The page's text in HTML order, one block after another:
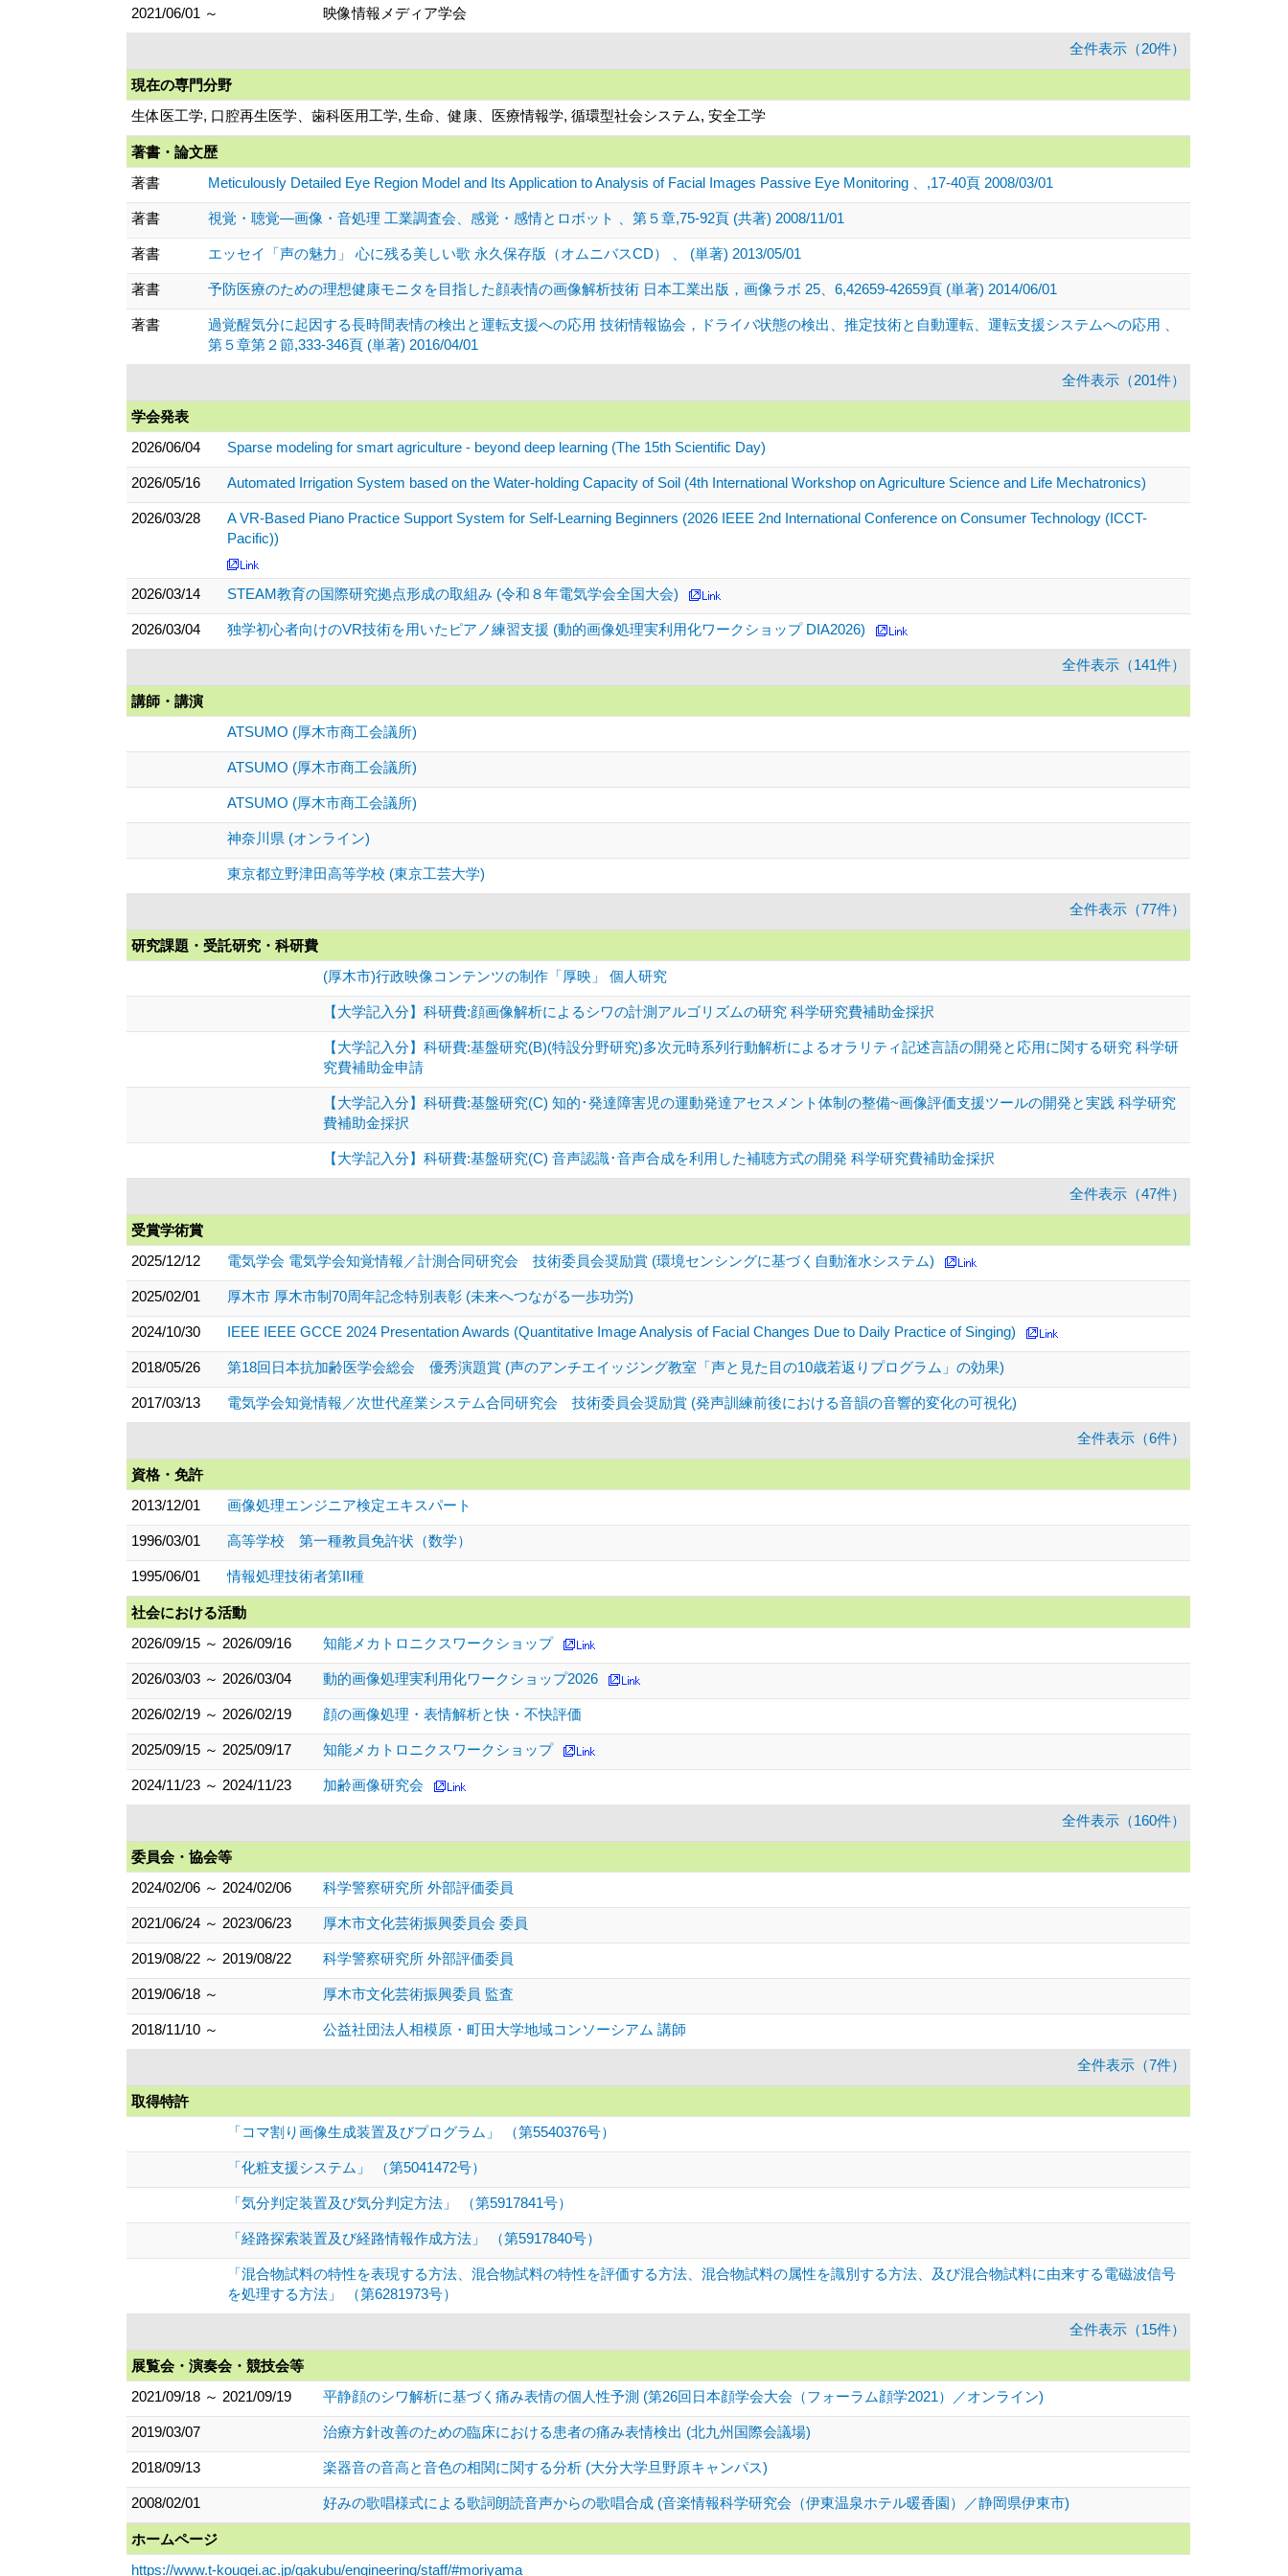
2021/06/01 ～ 映像情報メディア学会
全件表示（20件）
現在の専門分野
生体医工学, 口腔再生医学、歯科医用工学, 生命、健康、医療情報学, 循環型社会システム, 安全工学
著書・論文歴
著書
Meticulously Detailed Eye Region Model and Its Application to Analysis of Facial Images Passive Eye Monitoring 、,17-40頁 2008/03/01
著書 視覚・聴覚—画像・音処理 工業調査会、感覚・感情とロボット 、第５章,75-92頁 (共著) 2008/11/01
著書 エッセイ「声の魅力」 心に残る美しい歌 永久保存版（オムニバスCD） 、 (単著) 2013/05/01
著書 予防医療のための理想健康モニタを目指した顔表情の画像解析技術 日本工業出版，画像ラボ 25、6,42659-42659頁 (単著) 2014/06/01
著書
過覚醒気分に起因する長時間表情の検出と運転支援への応用 技術情報協会，ドライバ状態の検出、推定技術と自動運転、運転支援システムへの応用 、
第５章第２節,333-346頁 (単著) 2016/04/01
全件表示（201件）
学会発表
2026/06/04
Sparse modeling for smart agriculture - beyond deep learning (The 15th Scientific Day)
2026/05/16 Automated Irrigation System based on the Water-holding Capacity of Soil (4th International Workshop on Agriculture Science and Life Mechatronics)
2026/03/28
A VR-Based Piano Practice Support System for Self-Learning Beginners (2026 IEEE 2nd International Conference on Consumer Technology (ICCT-
Pacific))
2026/03/14 STEAM教育の国際研究拠点形成の取組み (令和８年電気学会全国大会)
2026/03/04 独学初心者向けのVR技術を用いたピアノ練習支援 (動的画像処理実利用化ワークショップ DIA2026)
全件表示（141件）
講師・講演
ATSUMO (厚木市商工会議所)
ATSUMO (厚木市商工会議所)
ATSUMO (厚木市商工会議所)
神奈川県 (オンライン)
東京都立野津田高等学校 (東京工芸大学)
全件表示（77件）
研究課題・受託研究・科研費
(厚木市)行政映像コンテンツの制作「厚映」 個人研究
【大学記入分】科研費:顔画像解析によるシワの計測アルゴリズムの研究 科学研究費補助金採択
【大学記入分】科研費:基盤研究(B)(特設分野研究)多次元時系列行動解析によるオラリティ記述言語の開発と応用に関する研究 科学研
究費補助金申請
【大学記入分】科研費:基盤研究(C) 知的･発達障害児の運動発達アセスメント体制の整備~画像評価支援ツールの開発と実践 科学研究
費補助金採択
【大学記入分】科研費:基盤研究(C) 音声認識･音声合成を利用した補聴方式の開発 科学研究費補助金採択
全件表示（47件）
受賞学術賞
2025/12/12
電気学会 電気学会知覚情報／計測合同研究会 技術委員会奨励賞 (環境センシングに基づく自動潅水システム)
2025/02/01 厚木市 厚木市制70周年記念特別表彰 (未来へつながる一歩功労)
2024/10/30 IEEE IEEE GCCE 2024 Presentation Awards (Quantitative Image Analysis of Facial Changes Due to Daily Practice of Singing)
2018/05/26 第18回日本抗加齢医学会総会 優秀演題賞 (声のアンチエイッジング教室「声と見た目の10歳若返りプログラム」の効果)
2017/03/13 電気学会知覚情報／次世代産業システム合同研究会 技術委員会奨励賞 (発声訓練前後における音韻の音響的変化の可視化)
全件表示（6件）
資格・免許
2013/12/01
画像処理エンジニア検定エキスパート
1996/03/01 高等学校 第一種教員免許状（数学）
1995/06/01 情報処理技術者第II種
社会における活動
2026/09/15 ～ 2026/09/16
知能メカトロニクスワークショップ
2026/03/03 ～ 2026/03/04 動的画像処理実利用化ワークショップ2026
2026/02/19 ～ 2026/02/19 顔の画像処理・表情解析と快・不快評価
2025/09/15 ～ 2025/09/17 知能メカトロニクスワークショップ
2024/11/23 ～ 2024/11/23 加齢画像研究会
全件表示（160件）
委員会・協会等
2024/02/06 ～ 2024/02/06
科学警察研究所 外部評価委員
2021/06/24 ～ 2023/06/23 厚木市文化芸術振興委員会 委員
2019/08/22 ～ 2019/08/22 科学警察研究所 外部評価委員
2019/06/18 ～ 厚木市文化芸術振興委員 監査
2018/11/10 ～ 公益社団法人相模原・町田大学地域コンソーシアム 講師
全件表示（7件）
取得特許
「コマ割り画像生成装置及びプログラム」 （第5540376号）
「化粧支援システム」 （第5041472号）
「気分判定装置及び気分判定方法」 （第5917841号）
「経路探索装置及び経路情報作成方法」 （第5917840号）
「混合物試料の特性を表現する方法、混合物試料の特性を評価する方法、混合物試料の属性を識別する方法、及び混合物試料に由来する電磁波信号
を処理する方法」 （第6281973号）
全件表示（15件）
展覧会・演奏会・競技会等
2021/09/18 ～ 2021/09/19
平静顔のシワ解析に基づく痛み表情の個人性予測 (第26回日本顔学会大会（フォーラム顔学2021）／オンライン)
2019/03/07 治療方針改善のための臨床における患者の痛み表情検出 (北九州国際会議場)
2018/09/13 楽器音の音高と音色の相関に関する分析 (大分大学旦野原キャンパス)
2008/02/01 好みの歌唱様式による歌詞朗読音声からの歌唱合成 (音楽情報科学研究会（伊東温泉ホテル暖香園）／静岡県伊東市)
ホームページ
https://www.t-kougei.ac.jp/gakubu/engineering/staff/#moriyama